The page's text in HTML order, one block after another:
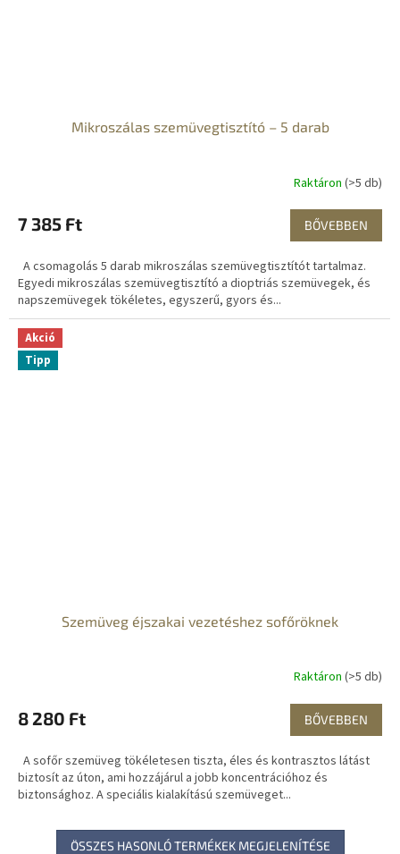
Mikroszálas szemüvegtisztító – 5 darab
Raktáron (>5 db)
7 385 Ft BŐVEBBEN
A csomagolás 5 darab mikroszálas szemüvegtisztítót tartalmaz.
Egyedi mikroszálas szemüvegtisztító a dioptriás szemüvegek, és
napszemüvegek tökéletes, egyszerű, gyors és...
Akció
Tipp
Szemüveg éjszakai vezetéshez sofőröknek
Raktáron (>5 db)
8 280 Ft BŐVEBBEN
A sofőr szemüveg tökéletesen tiszta, éles és kontrasztos látást
biztosít az úton, ami hozzájárul a jobb koncentrációhoz és
biztonsághoz. A speciális kialakítású szemüveget...
ÖSSZES HASONLÓ TERMÉKEK MEGJELENÍTÉSE